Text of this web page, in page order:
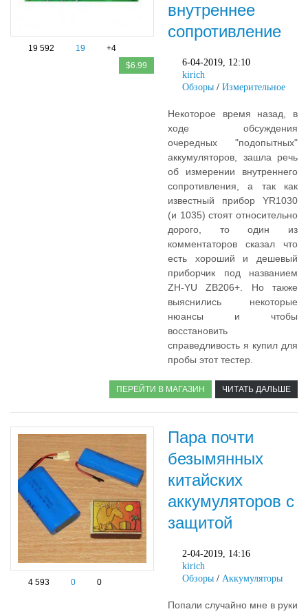
19 592 19
+4
$6.99
внутреннее
сопротивление
6-04-2019, 12:10
kirich
Обзоры / Измерительное
Некоторое время назад, в
ходе обсуждения
очередных "подопытных"
аккумуляторов, зашла речь
об измерении внутреннего
сопротивления, а так как
известный прибор YR1030
(и 1035) стоят относительно
дорого, то один из
комментаторов сказал что
есть хороший и дешевый
приборчик под названием
ZH-YU ZB206+. Но также
выяснились некоторые
нюансы и чтобы
восстановить
справедливость я купил для
пробы этот тестер.
ПЕРЕЙТИ В МАГАЗИН ЧИТАТЬ ДАЛЬШЕ
4 593 0 0
Пара почти
безымянных
китайских
аккумуляторов с
защитой
2-04-2019, 14:16
kirich
Обзоры / Аккумуляторы
Попали случайно мне в руки